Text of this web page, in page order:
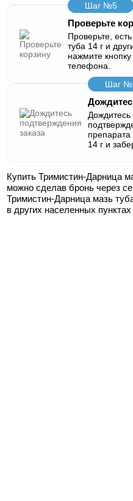
Шаг №5
Проверьте
Проверьте,
туба 14 г и
нажмите
телефона.
Шаг
14 г и
Купить Тримистин-Дарница
можно сделав бронь через
Тримистин-Дарница мазь
в других населенных